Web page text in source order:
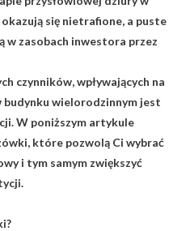
się nietrafione, a puste
w zasobach inwestora przez
czynników, wpływających na
budynku wielorodzinnym jest
W poniższym artykule
które pozwolą Ci wybrać
i tym samym zwiększyć